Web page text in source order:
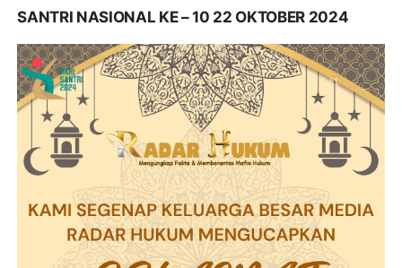
SANTRI NASIONAL KE – 10 22 OKTOBER 2024